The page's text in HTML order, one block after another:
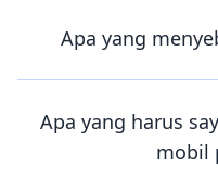
Apa yang
Apa yang harus
mobil